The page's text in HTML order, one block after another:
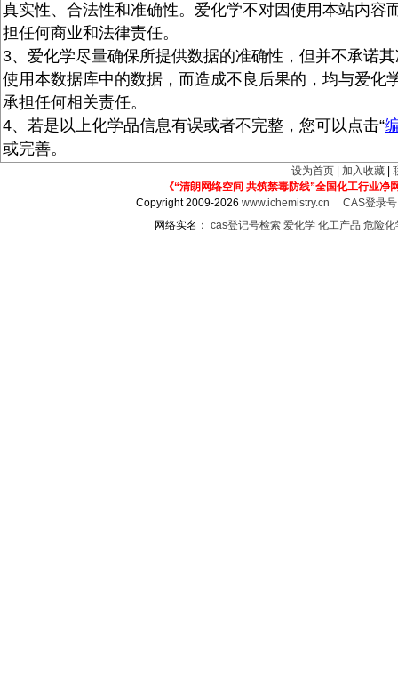
真实性、合法性和准确性。爱化学不对因使用本站内容
担任何商业和法律责任。
3、爱化学尽量确保所提供数据的准确性，但并不承诺
使用本数据库中的数据，而造成不良后果的，均与爱化
承担任何相关责任。
4、若是以上化学品信息有误或者不完整，您可以点击“
或完善。
设为首页 加入收藏
《“清朗网络空间 共筑禁毒防线”全国化工行业净
Copyright 2009-2026www.ichemistry.cn
CAS登录
网络实名： cas登记号检索 爱化学 化工产品 危险化